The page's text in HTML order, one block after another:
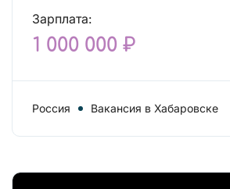
Зарплата:
1 000 000 ₽
Россия Вакансия в Хабаровске